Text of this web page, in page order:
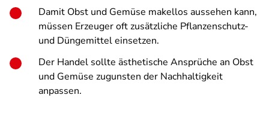
Damit Obst und Gemüse makellos aussehen kann,
müssen Erzeuger oft zusätzliche Pflanzenschutz-
und Düngemittel einsetzen.
Der Handel sollte ästhetische Ansprüche an Obst
und Gemüse zugunsten der Nachhaltigkeit
anpassen.